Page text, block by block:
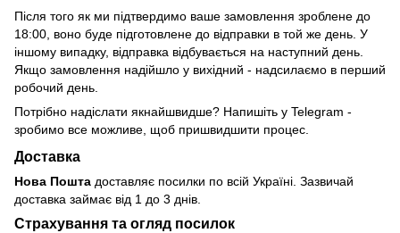
Після того як ми підтвердимо ваше замовлення зроблене до
18:00, воно буде підготовлене до відправки в той же день. У
іншому випадку, відправка відбувається на наступний день.
Якщо замовлення надійшло у вихідний - надсилаємо в перший
робочий день.
Потрібно надіслати якнайшвидше? Напишіть у Telegram -
зробимо все можливе, щоб пришвидшити процес.
Доставка
Нова Пошта доставляє посилки по всій Україні. Зазвичай
доставка займає від 1 до 3 днів.
Страхування та огляд посилок